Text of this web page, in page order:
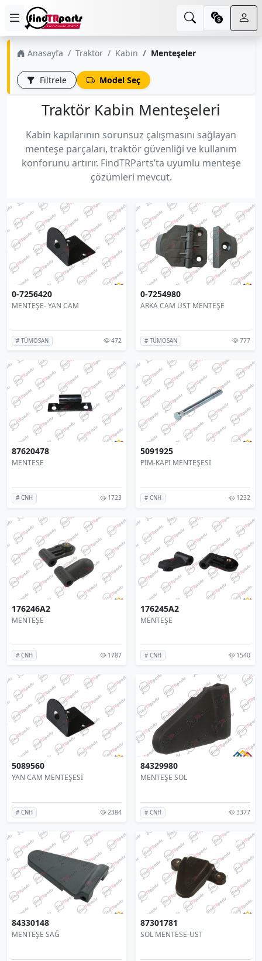
Anasayfa Traktör Kabin Menteşeler
Filtrele Model Seç
Traktör Kabin Menteşeleri
Kabin kapılarının sorunsuz çalışmasını sağlayan
menteşe parçaları, traktör güvenliği ve kullanım
konforunu artırır. FindTRParts’ta uyumlu menteşe
çözümleri mevcut.
0-7256420
MENTEŞE- YAN CAM
# TÜMOSAN 472
0-7254980
ARKA CAM ÜST MENTEŞE
# TÜMOSAN 777
87620478
MENTESE
# CNH 1723
5091925
PİM-KAPI MENTEŞESİ
# CNH 1232
176246A2
MENTEŞE
# CNH 1787
176245A2
MENTEŞE
# CNH 1540
5089560
YAN CAM MENTEŞESİ
# CNH 2384
84329980
MENTEŞE SOL
# CNH 3377
84330148
MENTEŞE SAĞ
87301781
SOL MENTESE-UST